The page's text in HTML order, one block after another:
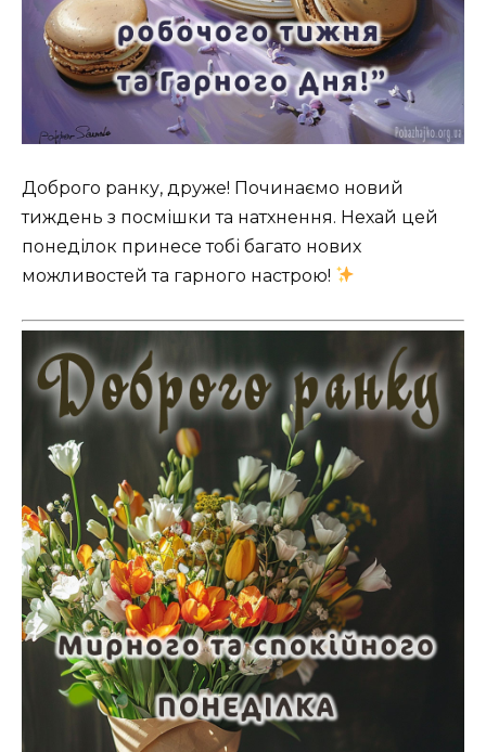
Доброго ранку, друже! Починаємо новий
тиждень з посмішки та натхнення. Нехай цей
понеділок принесе тобі багато нових
можливостей та гарного настрою!